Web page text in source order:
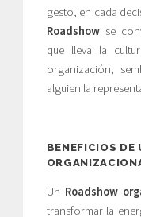
gesto, en cada
Roadshowse
que lleva la
organización,
alguien la
BENEFICIOS DE
Un Roadshow
transformar la